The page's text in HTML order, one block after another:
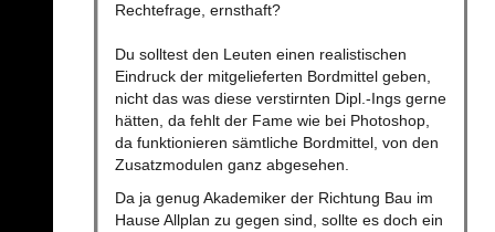
Rechtefrage, ernsthaft?
Du solltest den Leuten einen realistischen
Eindruck der mitgelieferten Bordmittel geben,
nicht das was diese verstirnten Dipl.-Ings gerne
hätten, da fehlt der Fame wie bei Photoshop,
da funktionieren sämtliche Bordmittel, von den
Zusatzmodulen ganz abgesehen.
Da ja genug Akademiker der Richtung Bau im
Hause Allplan zu gegen sind, sollte es doch ein